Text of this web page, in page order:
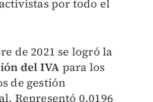
por todo el
de 2021 se logró la
del IVA para los
de gestión
Representó 0.0196